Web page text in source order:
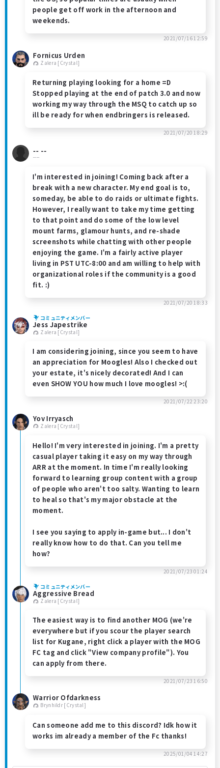
people get off work in the afternoon and
weekends.
2021/07/16 12:59
Fornicus Urden
Zalera [Crystal]
Returning playing looking for a home =D
Stopped playing at the end of patch 3.0 and now
working my way through the MSQ to catch up so
ill be ready for when endbringers is released.
2021/07/20 18:29
-- --
----
I'm interested in joining! Coming back after a
break with a new character. My end goal is to,
someday, be able to do raids or ultimate fights.
However, I really want to take my time getting
to that point and do some of the low level
mount farms, glamour hunts, and re-shade
screenshots while chatting with other people
enjoying the game. I'm a fairly active player
living in PST UTC-8:00 and am willing to help with
organizational roles if the community is a good
fit. :)
2021/07/20 18:33
コミュニティメンバー
Jess Japestrike
Zalera [Crystal]
I am considering joining, since you seem to have
an appreciation for Moogles! Also I checked out
your estate, it's nicely decorated! And I can
even SHOW YOU how much I love moogles! >:(
2021/07/22 23:20
Yov Irryasch
Zalera [Crystal]
Hello! I'm very interested in joining. I'm a pretty
casual player taking it easy on my way through
ARR at the moment. In time I'm really looking
forward to learning group content with a group
of people who aren't too salty. Wanting to learn
to heal so that's my major obstacle at the
moment.
I see you saying to apply in-game but... I don't
really know how to do that. Can you tell me
how?
2021/07/23 01:24
コミュニティメンバー
Aggressive Bread
Zalera [Crystal]
The easiest way is to find another MOG (we're
everywhere but if you scour the player search
list for Kugane, right click a player with the MOG
FC tag and click "View company profile"). You
can apply from there.
2021/07/23 16:50
Warrior Ofdarkness
Brynhildr [Crystal]
Can someone add me to this discord? Idk how it
works im already a member of the Fc thanks!
2025/01/04 14:27